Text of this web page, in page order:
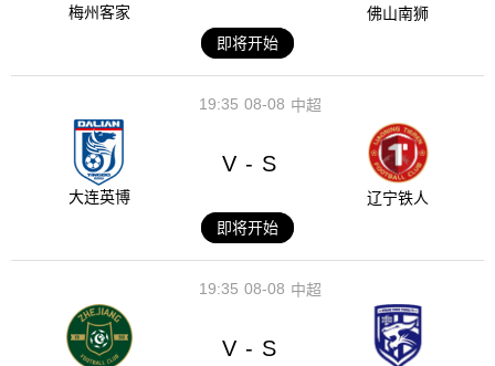
梅州客家
佛山南狮
即将开始
08-08
19:35 中超
大连英博
V - S
辽宁铁人
即将开始
08-08
19:35 中超
V - S